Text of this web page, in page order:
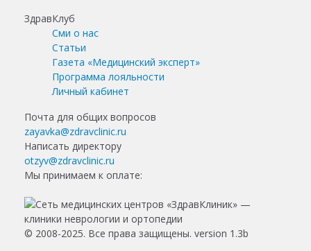
ЗдравКлуб
Сми о нас
Статьи
Газета «Медицинский эксперт»
Программа лояльности
Личный кабинет
Почта для общих вопросов
zayavka@zdravclinic.ru
Написать директору
otzyv@zdravclinic.ru
Мы принимаем к оплате:
© 2008-2025. Все права защищены. version 1.3b